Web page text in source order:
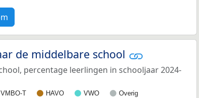
de middelbare school
percentage leerlingen in schooljaar 2024-
VMBO-T HAVO VWO Overig